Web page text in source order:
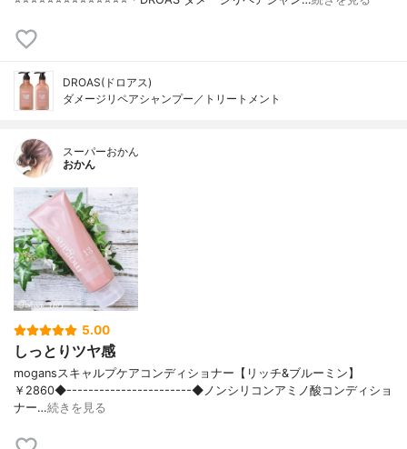
DROAS(ドロアス)
ダメージリペアシャンプー／トリートメント
スーパーおかん
おかん
5.00
しっとりツヤ感
mogansスキャルプケアコンディショナー【リッチ&ブルーミン】
￥2860◆-----------------------◆ノンシリコンアミノ酸コンディショ
ナー…続きを見る